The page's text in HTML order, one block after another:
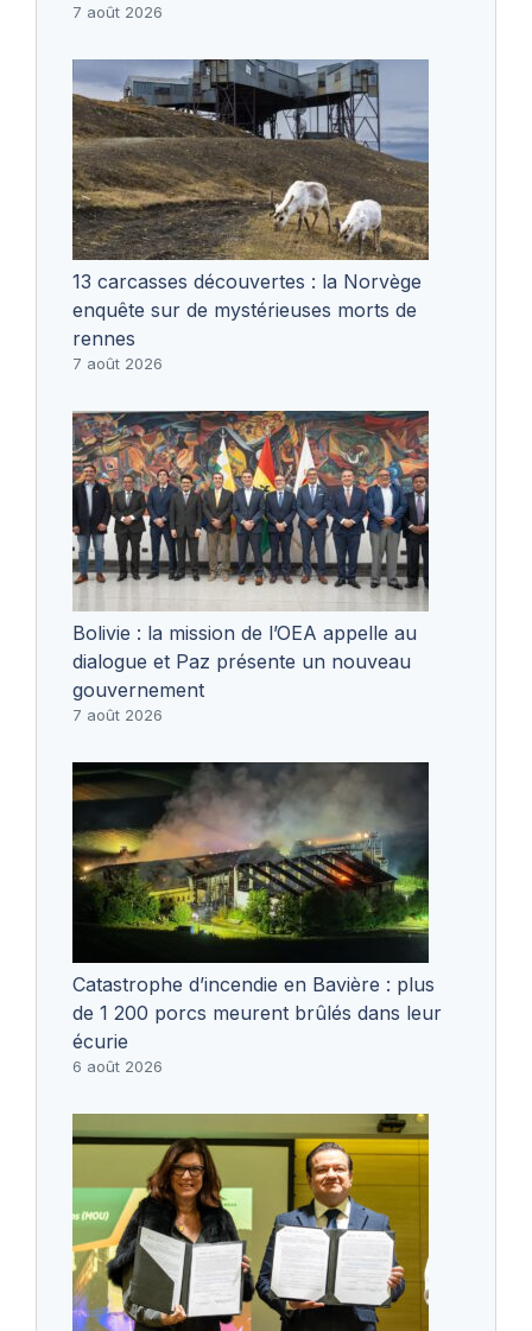
7 août 2026
13 carcasses découvertes : la Norvège
enquête sur de mystérieuses morts de
rennes
7 août 2026
Bolivie : la mission de l’OEA appelle au
dialogue et Paz présente un nouveau
gouvernement
7 août 2026
Catastrophe d’incendie en Bavière : plus
de 1 200 porcs meurent brûlés dans leur
écurie
6 août 2026